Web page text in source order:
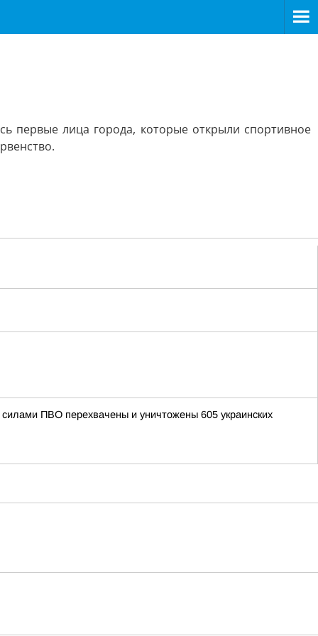
первые лица города, которые открыли спортивное
ПВО перехвачены и уничтожены 605 украинских